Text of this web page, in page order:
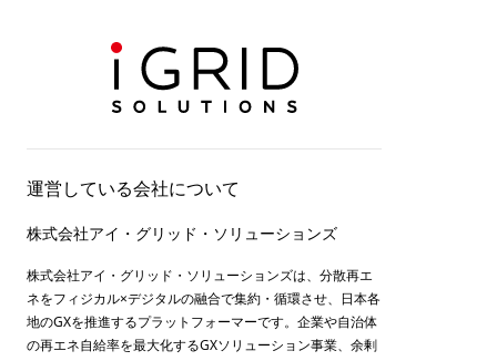
運営している会社について
株式会社アイ・グリッド・ソリューションズ
株式会社アイ・グリッド・ソリューションズは、分散再エ
ネをフィジカル×デジタルの融合で集約・循環させ、日本各
地のGXを推進するプラットフォーマーです。企業や自治体
の再エネ自給率を最大化するGXソリューション事業、余剰